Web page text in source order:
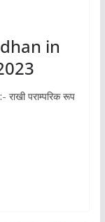
in
पराम्परिक रूप